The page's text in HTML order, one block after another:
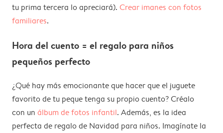
tu prima tercera lo apreciará). Crear imanes con fotos
familiares.
Hora del cuento = el regalo para niños
pequeños perfecto
¿Qué hay más emocionante que hacer que el juguete
favorito de tu peque tenga su propio cuento? Créalo
con un álbum de fotos infantil. Además, es la idea
perfecta de regalo de Navidad para niños. Imagínate la